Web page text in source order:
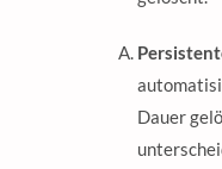
Dauer